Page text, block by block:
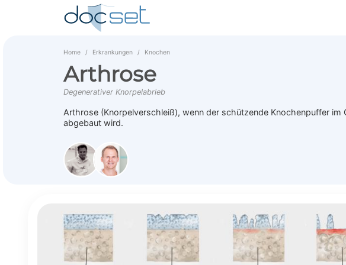
Home Erkrankungen Knochen
Arthrose
Degenerativer Knorpelabrieb
Arthrose (Knorpelverschleiß), wenn der schützende Knochenpuffer im
abgebaut wird.